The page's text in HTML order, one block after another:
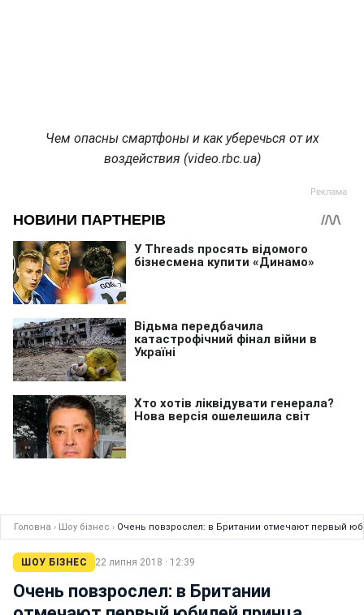
Чем опасны смартфоны и как уберечься от их
воздействия (video.rbc.ua)
Головна › Шоу бізнес › Очень повзрослел: в Британии отмечают первый
ШОУ БІЗНЕС 22 липня 2018 · 12:39
Очень повзрослел: в Британии